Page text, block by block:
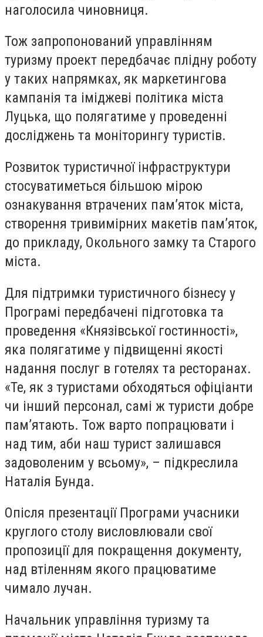
наголосила чиновниця.
Тож запропонований управлінням
туризму проект передбачає плідну роботу
у таких напрямках, як маркетингова
кампанія та іміджеві політика міста
Луцька, що полягатиме у проведенні
досліджень та моніторингу туристів.
Розвиток туристичної інфраструктури
стосуватиметься більшою мірою
ознакування втрачених пам’яток міста,
створення тривимірних макетів пам’яток,
до прикладу, Окольного замку та Старого
міста.
Для підтримки туристичного бізнесу у
Програмі передбачені підготовка та
проведення «Князівської гостинності»,
яка полягатиме у підвищенні якості
надання послуг в готелях та ресторанах.
«Те, як з туристами обходяться офіціанти
чи інший персонал, самі ж туристи добре
пам’ятають. Тож варто попрацювати і
над тим, аби наш турист залишався
задоволеним у всьому», – підкреслила
Наталія Бунда.
Опісля презентації Програми учасники
круглого столу висловлювали свої
пропозиції для покращення документу,
над втіленням якого працюватиме
чимало лучан.
Начальник управління туризму та